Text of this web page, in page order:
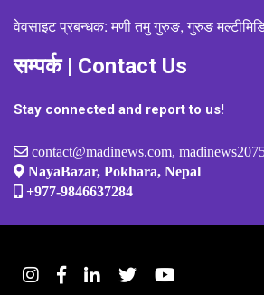
वेवसाइट प्रबन्धक: मणी तमु गुरुङ, गुरुङ
सम्पर्क | Contact Us
Stay connected and report to us!
contact@madinews.com,
NayaBazar, Pokhara, Nepal
+977-9846637284